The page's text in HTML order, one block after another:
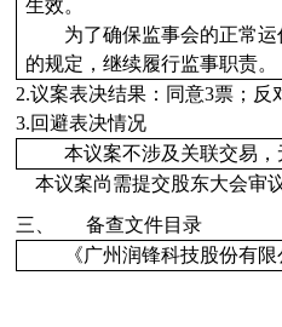
生效。
为了确保监事会的正常
的规定，继续履行监事职责。
2.议案表决结果：同意3票； 反
3.回避表决情况
本议案不涉及关联交易，
本议案尚需提交股东大会审议
三、
备查文件目录
《广州润锋科技股份有